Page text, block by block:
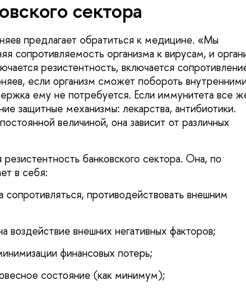
сектора
предлагает обратиться к медицине. «Мы
сопротивляемость организма к вирусам, и
резистентность, включается
если организм сможет побороть внутренними
ему не потребуется. Если иммунитета все
защитные механизмы: лекарства, антибиотики.
величиной, она зависит от различных
банковского сектора. Она, по
в себя:
противодействовать внешним
внешних негативных факторов;
финансовых потерь;
состояние (как минимум);